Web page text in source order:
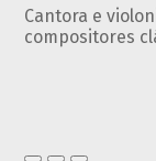
Cantora e
compositores